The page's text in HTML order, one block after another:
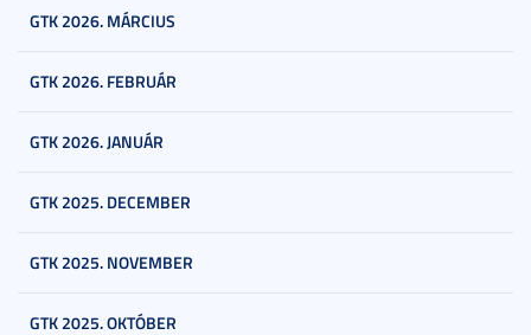
GTK 2026. MÁRCIUS
GTK 2026. FEBRUÁR
GTK 2026. JANUÁR
GTK 2025. DECEMBER
GTK 2025. NOVEMBER
GTK 2025. OKTÓBER